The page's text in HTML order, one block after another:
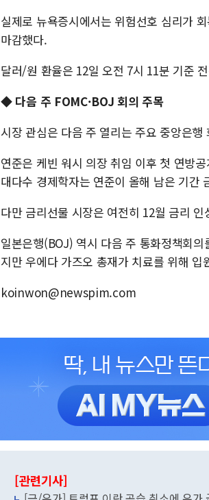
실제로 뉴욕증시에서는 위험선호 심리가
마감했다.
달러/원 환율은 12일 오전 7시 11분 기준
◆ 다음 주 FOMC·BOJ 회의 주목
시장 관심은 다음 주 열리는 주요 중앙은행
연준은 케빈 워시 의장 취임 이후 첫 연방
대다수 경제학자는 연준이 올해 남은 기간
다만 금리선물 시장은 여전히 12월 금리
일본은행(BOJ) 역시 다음 주 통화정책회
지만 우에다 가즈오 총재가 치료를 위해
koinwon@newspim.com
[관련기사]